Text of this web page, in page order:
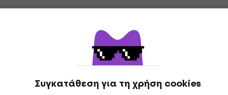
Συγκατάθεση για τη χρήση cookies
Ακτίνα ταστιέρας